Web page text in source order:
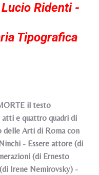
Ridenti -
Tipografica
il testo
e quattro quadri di
delle Arti di Roma con
- Essere attore (di
(di Ernesto
Irene Nemirovsky) -